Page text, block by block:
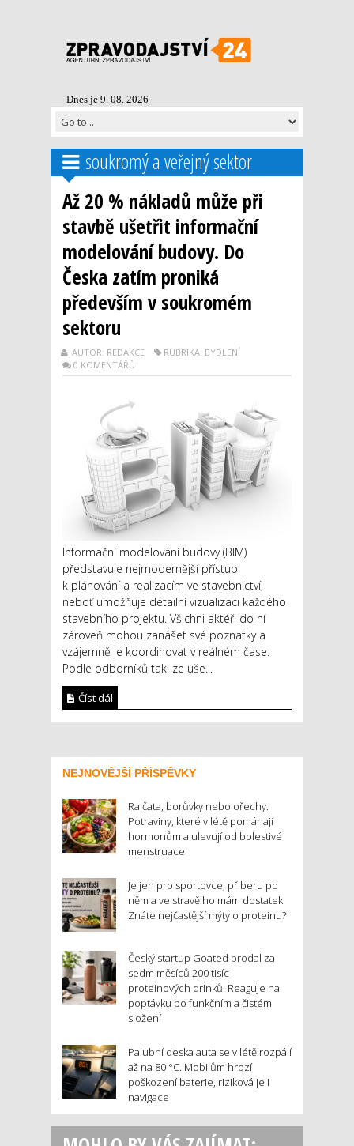
Dnes je 9. 08. 2026
soukromý a veřejný sektor
Až 20 % nákladů může při
stavbě ušetřit informační
modelování budovy. Do
Česka zatím proniká
především v soukromém
sektoru
AUTOR: REDAKCE
RUBRIKA: BYDLENÍ
0 KOMENTÁŘŮ
Informační modelování budovy (BIM)
představuje nejmodernější přístup
k plánování a realizacím ve stavebnictví,
neboť umožňuje detailní vizualizaci každého
stavebního projektu. Všichni aktéři do ní
zároveň mohou zanášet své poznatky a
vzájemně je koordinovat v reálném čase.
Podle odborníků tak lze uše...
Číst dál
NEJNOVĚJŠÍ PŘÍSPĚVKY
Rajčata, borůvky nebo ořechy.
Potraviny, které v létě pomáhají
hormonům a ulevují od bolestivé
menstruace
Je jen pro sportovce, přiberu po
něm a ve stravě ho mám dostatek.
Znáte nejčastější mýty o proteinu?
Český startup Goated prodal za
sedm měsíců 200 tisíc
proteinových drinků. Reaguje na
poptávku po funkčním a čistém
složení
Palubní deska auta se v létě rozpálí
až na 80 °C. Mobilům hrozí
poškození baterie, riziková je i
navigace